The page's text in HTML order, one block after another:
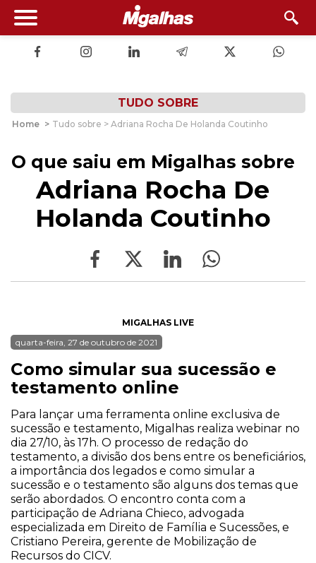
TUDO SOBRE
Home > Tudo sobre > Adriana Rocha De Holanda Coutinho
O que saiu em Migalhas sobre
Adriana Rocha De
Holanda Coutinho
MIGALHAS LIVE
quarta-feira, 27 de outubro de 2021
Como simular sua sucessão e
testamento online
Para lançar uma ferramenta online exclusiva de
sucessão e testamento, Migalhas realiza webinar no
dia 27/10, às 17h. O processo de redação do
testamento, a divisão dos bens entre os beneficiários,
a importância dos legados e como simular a
sucessão e o testamento são alguns dos temas que
serão abordados. O encontro conta com a
participação de Adriana Chieco, advogada
especializada em Direito de Família e Sucessões, e
Cristiano Pereira, gerente de Mobilização de
Recursos do CICV.